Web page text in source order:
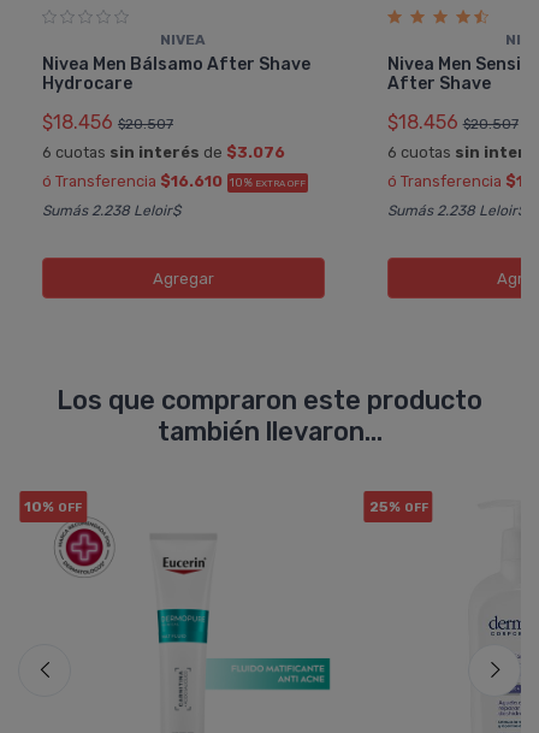
NIVEA
Nivea Men Bálsamo After Shave
Hydrocare
$18.456 $20.507
6 cuotas sin interés de $3.076
ó Transferencia $16.610 10% EXTRA OFF
Sumás 2.238 Leloir$
Agregar
Nivea Men
After Shave
$18.456 $20.507
6 cuotas sin
ó Transferencia
Sumás 2.238 Leloir$
Los que compraron este producto
también llevaron...
10% OFF 25% OFF